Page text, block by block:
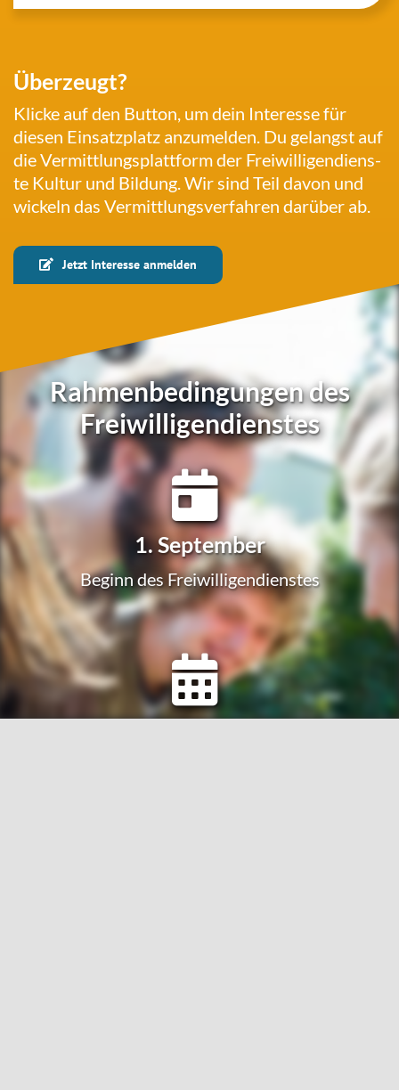
Über­zeugt?
Klicke auf den Button, um dein Inter­es­se für
diesen Ein­satz­platz anzu­mel­den. Du gelangst auf
die Ver­mitt­lungs­platt­form der Frei­wil­li­gen­diens­
te Kultur und Bildung. Wir sind Teil davon und
wickeln das Ver­mitt­lungs­ver­fah­ren darüber ab.
Jetzt Inter­es­se anmelden
Rahmenbedingungen des
Freiwilligendienstes
1. Sep­tem­ber
Beginn des Freiwilligendienstes